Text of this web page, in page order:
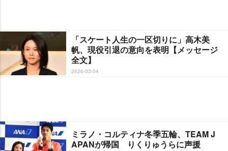
「スケート人生の一区切りに」高木美
帆、現役引退の意向を表明【メッセージ
全文】
2026-03-04
ミラノ・コルティナ冬季五輪、TEAM J
APANが帰国 りくりゅうらに声援